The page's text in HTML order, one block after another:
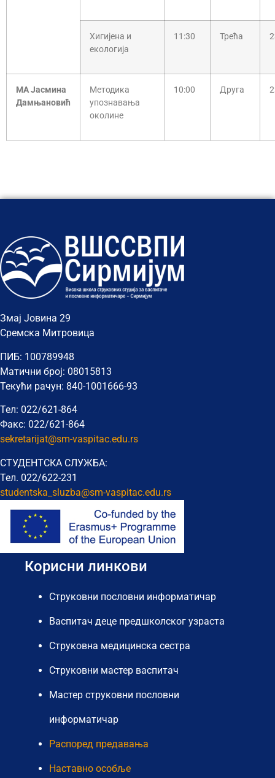
Хигијена и
екологија
11:30 Трећа
МА Јасмина
Дамњановић
Методика
упознавања
околине
10:00 Друга
Змај Јовина 29
Сремска Митровица
ПИБ: 100789948
Матични број: 08015813
Текући рачун: 840-1001666-93
Тел: 022/621-864
Факс: 022/621-864
sekretarijat@sm-vaspitac.edu.rs
СТУДЕНТСКА СЛУЖБА:
Тел. 022/622-231
studentska_sluzba@sm-vaspitac.edu.rs
Корисни линкови
Струковни пословни информатичар
Васпитач деце предшколског узраста
Струковна медицинска сестра
Струковни мастер васпитач
Мастер струковни пословни
информатичар
Распоред предавања
Наставно особље